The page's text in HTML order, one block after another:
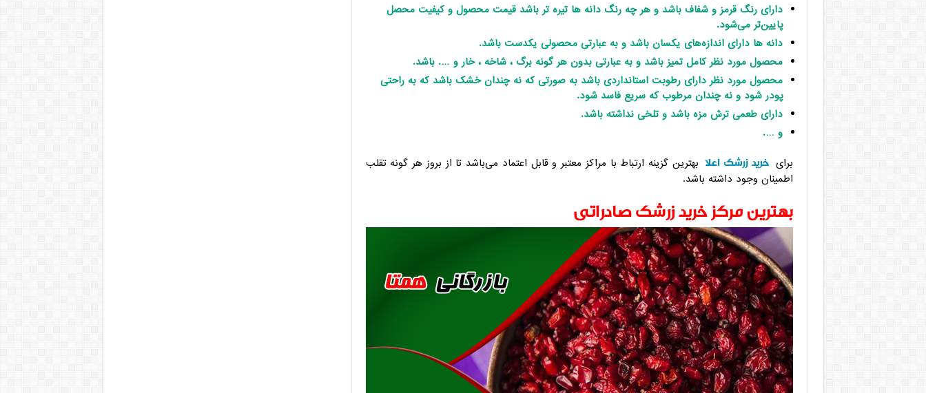
دارای رنگ قرمز و شفاف باشد و هر چه رنگ دانه ها تیره تر باشد قیمت محصول و کیفیت محصل
پایین‌تر می‌شود.
دانه ها دارای اندازه‌های یکسان باشد و به عبارتی محصولی یکدست باشد.
محصول مورد نظر کامل تمیز باشد و به عبارتی بدون هر گونه برگ ، شاخه ، خار و …. باشد.
محصول مورد نظر دارای رطوبت استانداردی باشد به صورتی که نه چندان خشک باشد که به راحتی
پودر شود و نه چندان مرطوب که سریع فاسد شود.
دارای طعمی ترش مزه باشد و تلخی نداشته باشد.
و ….
برای خرید زرشک اعلا بهترین گزینه ارتباط با مراکز معتبر و قابل اعتماد می‌باشد تا از بروز هر گونه تقلب
اطمینان وجود داشته باشد.
بهترین مرکز خرید زرشک صادراتی